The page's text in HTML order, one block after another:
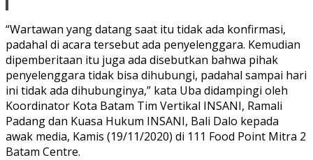
“Wartawan yang datang saat itu tidak ada konfirmasi,
padahal di acara tersebut ada penyelenggara. Kemudian
dipemberitaan itu juga ada disebutkan bahwa pihak
penyelenggara tidak bisa dihubungi, padahal sampai hari
ini tidak ada dihubunginya,” kata Uba didampingi oleh
Koordinator Kota Batam Tim Vertikal INSANI, Ramali
Padang dan Kuasa Hukum INSANI, Bali Dalo kepada
awak media, Kamis (19/11/2020) di 111 Food Point Mitra 2
Batam Centre.